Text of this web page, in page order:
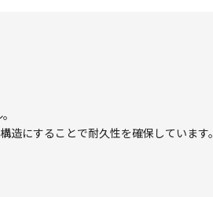
にすることで耐久性を確保しています。